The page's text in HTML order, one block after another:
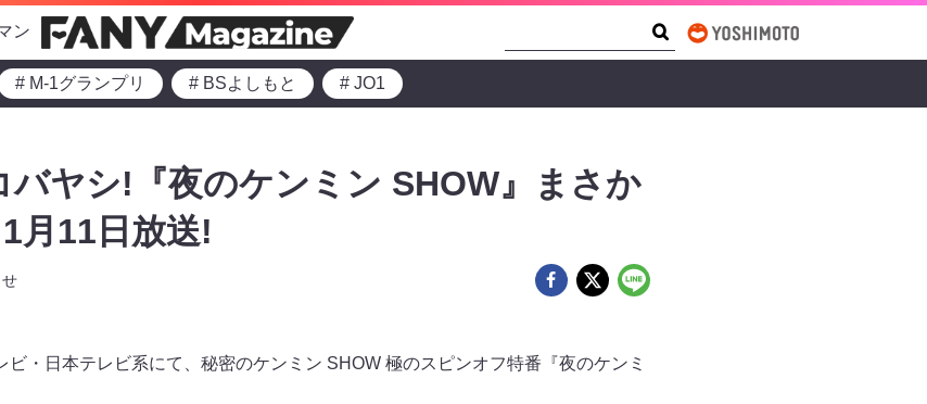
ン
# M-1グランプリ # BSよしもと # JO1
バヤシ!『夜のケンミン SHOW』まさか
月11日放送!
・日本テレビ系にて、秘密のケンミン SHOW 極のスピンオフ特番『夜のケンミ